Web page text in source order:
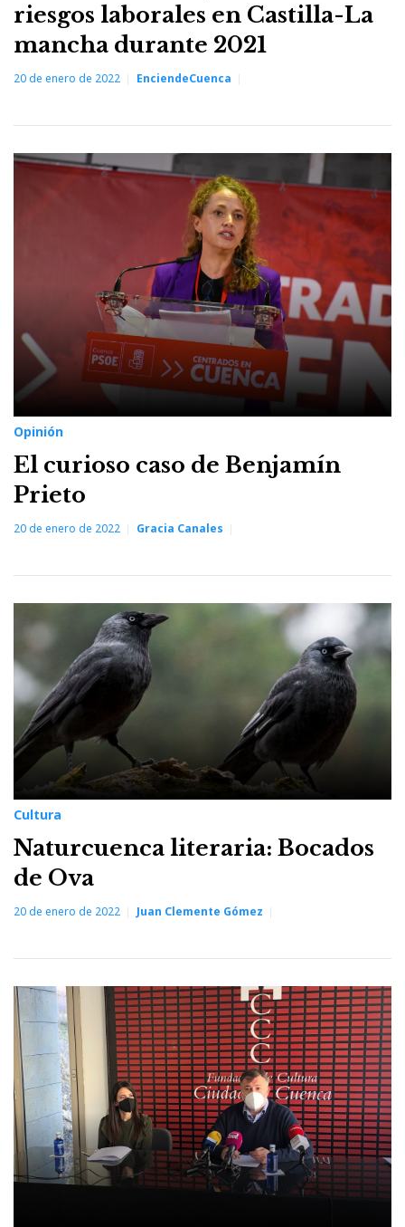
riesgos laborales en Castilla-La
mancha durante 2021
20 de enero de 2022 EnciendeCuenca
Opinión
El curioso caso de Benjamín
Prieto
20 de enero de 2022 Gracia Canales
Cultura
Naturcuenca literaria: Bocados
de Ova
20 de enero de 2022 Juan Clemente Gómez